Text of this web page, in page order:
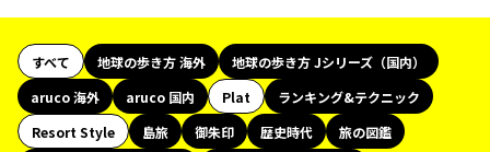
すべて 地球の歩き方 海外
地球の歩き方 Jシリーズ（国内）
aruco 海外
aruco 国内 Plat
ランキング&テクニック
Resort Style
島旅 御朱印 歴史時代
旅の図鑑